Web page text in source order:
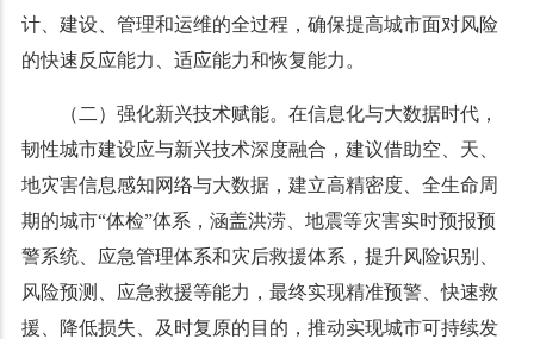
计、建设、管理和运维的全过程，确保提高城市面对风险
的快速反应能力、适应能力和恢复能力。
（二）强化新兴技术赋能。在信息化与大数据时代，
韧性城市建设应与新兴技术深度融合，建议借助空、天、
地灾害信息感知网络与大数据，建立高精密度、全生命周
期的城市“体检”体系，涵盖洪涝、地震等灾害实时预报预
警系统、应急管理体系和灾后救援体系，提升风险识别、
风险预测、应急救援等能力，最终实现精准预警、快速救
援、降低损失、及时复原的目的，推动实现城市可持续发